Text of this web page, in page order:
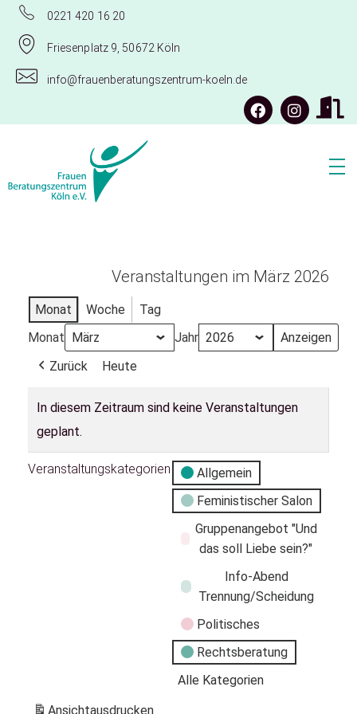
0221 420 16 20
Friesenplatz 9, 50672 Köln
info@frauenberatungszentrum-koeln.de
Veranstaltungen im März 2026
Monat Woche
Tag
Monat
Jahr
Zurück
Heute
In diesem Zeitraum sind keine Veranstaltungen
geplant.
Veranstaltungskategorien
Allgemein
Feministischer Salon
Gruppenangebot "Und
das soll Liebe sein?"
Info-Abend
Trennung/Scheidung
Politisches
Rechtsberatung
Alle Kategorien
Ansichtausdrucken